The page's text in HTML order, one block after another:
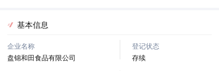
基本信息
企业名称
盘锦和田食品有限公司
登记状态
存续